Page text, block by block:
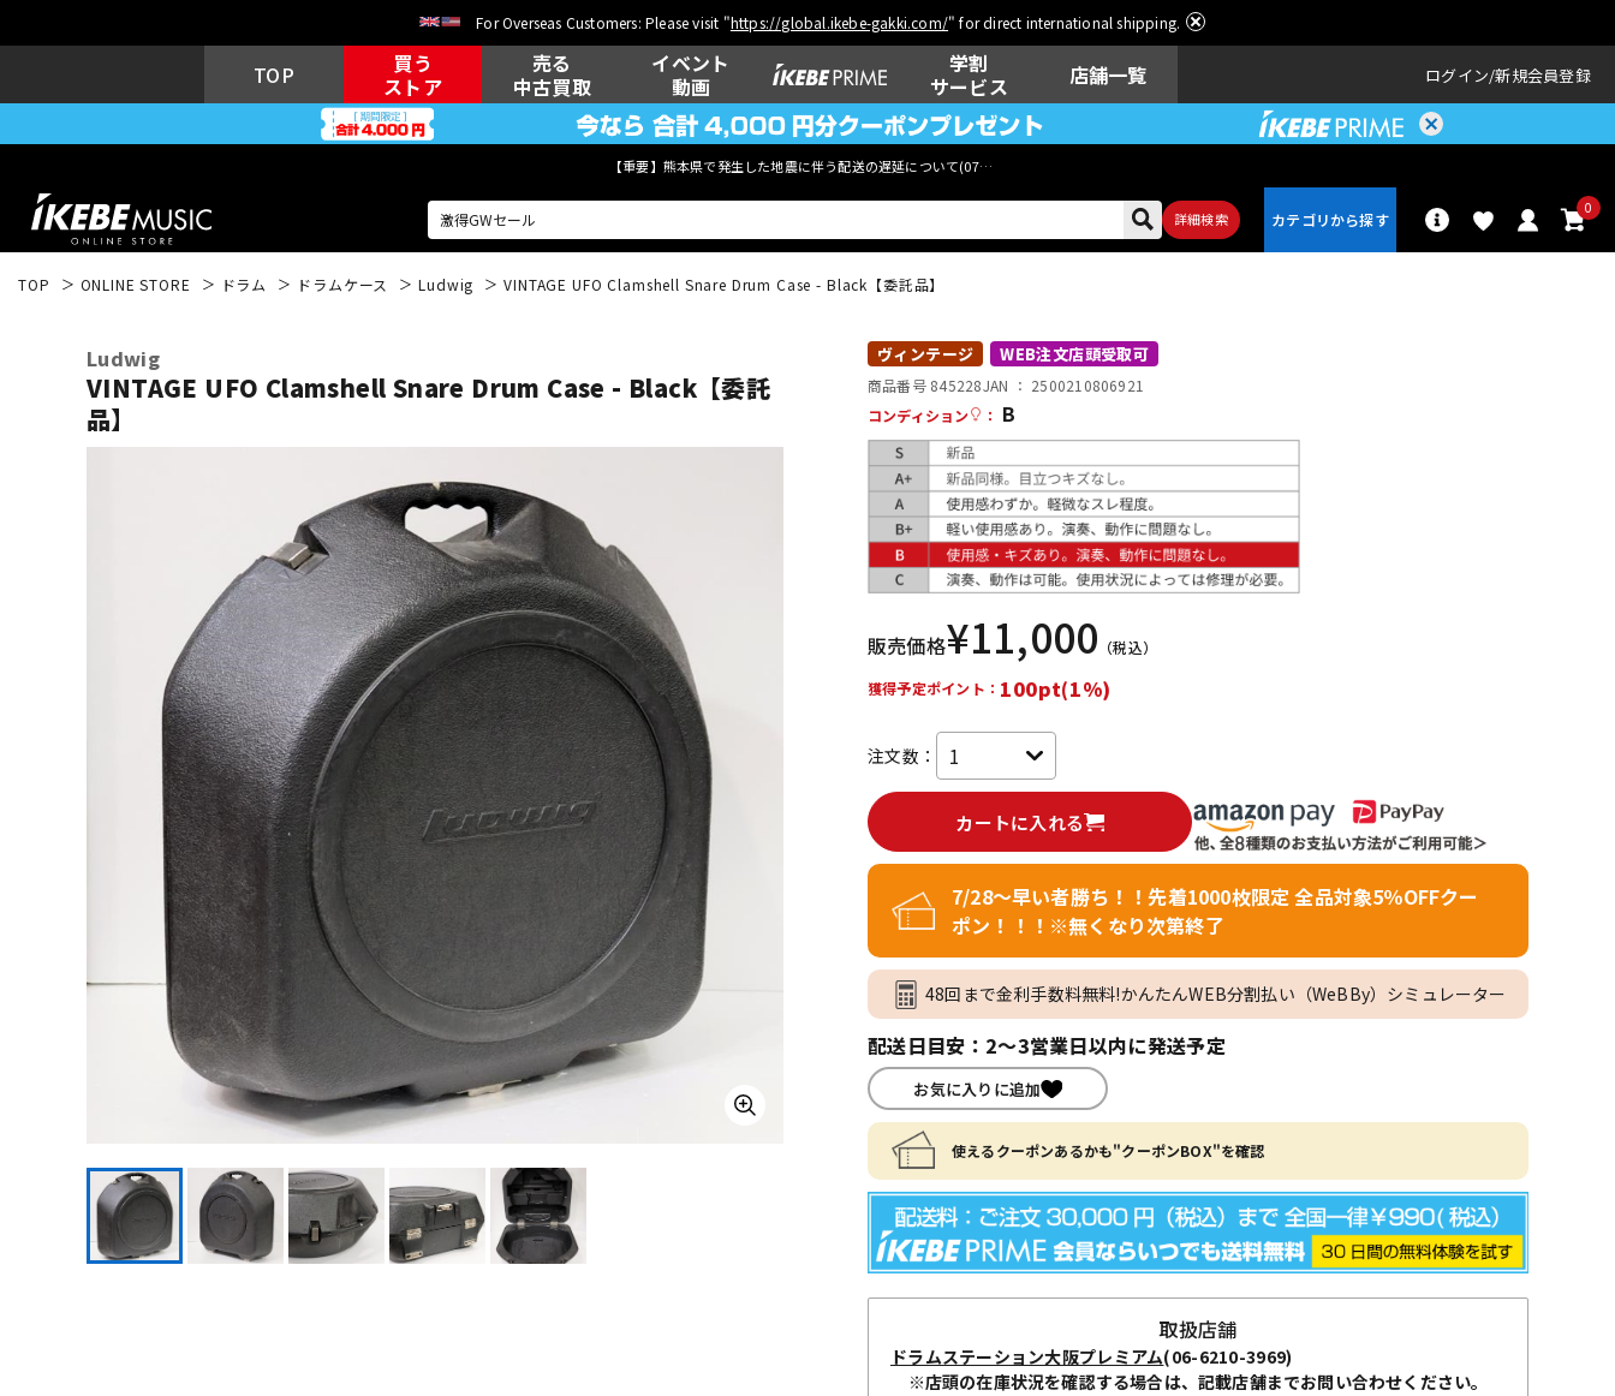
For Overseas Customers: Please visit "https://global.ikebe-gakki.com/" for direct international shipping.
TOP
買う
ストア
売る
中古買取
イベント
動画
学割
サービス
店舗一覧 ログイン 新規会員登録
【重要】熊本県で発生した地震に伴う配送の遅延について(07月29日
詳細検索
0
ウクレレ ドラム
電子ピアノ 管楽器 その他楽器
DTM イン納品
レコーディン
グ機器
配信/ライブ
機器
中古 ヴィンテージ
TOP ONLINE STORE ドラム ドラムケース Ludwig VINTAGE UFO Clamshell Snare Drum Case - Black【委託品】
Ludwig
VINTAGE UFO Clamshell Snare Drum Case - Black【委託
品】
ヴィンテージ WEB注文店頭受取可
商品番号 845228JAN ： 2500210806921
コンディション
： B
販売価格¥11,000 （税込）
獲得予定ポイント： 100pt(1%)
注文数：
カートに入れる
7/28～早い者勝ち！！先着1000枚限定 全品対象5％OFFクー
ポン！！！※無くなり次第終了
48回まで金利手数料無料!かんたんWEB分割払い（WeBBy）シミュレーター
配送日目安：2～3営業日以内に発送予定
お気に入りに追加
使えるクーポンあるかも"クーポンBOX"を確認
取扱店舗
ドラムステーション大阪プレミアム(06-6210-3969)
※店頭の在庫状況を確認する場合は、記載店舗までお問い合わせください。